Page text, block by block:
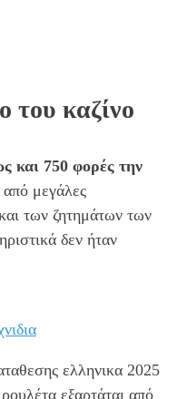
του καζίνο
και 750 φορές την
μεγάλες
των ζητημάτων των
δεν ήταν
ελληνικα 2025
εξαρτάται από